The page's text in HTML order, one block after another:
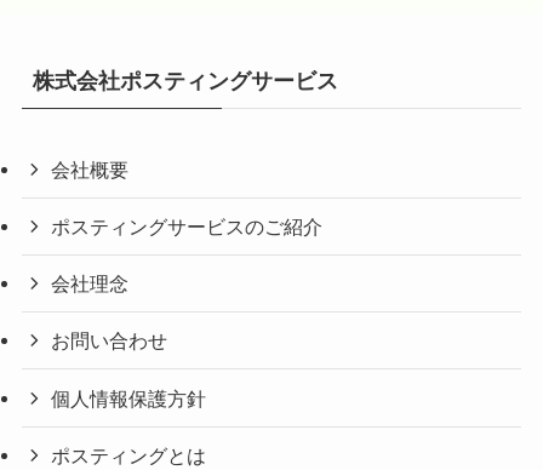
株式会社ポスティングサービス
会社概要
ポスティングサービスのご紹介
会社理念
お問い合わせ
個人情報保護方針
ポスティングとは